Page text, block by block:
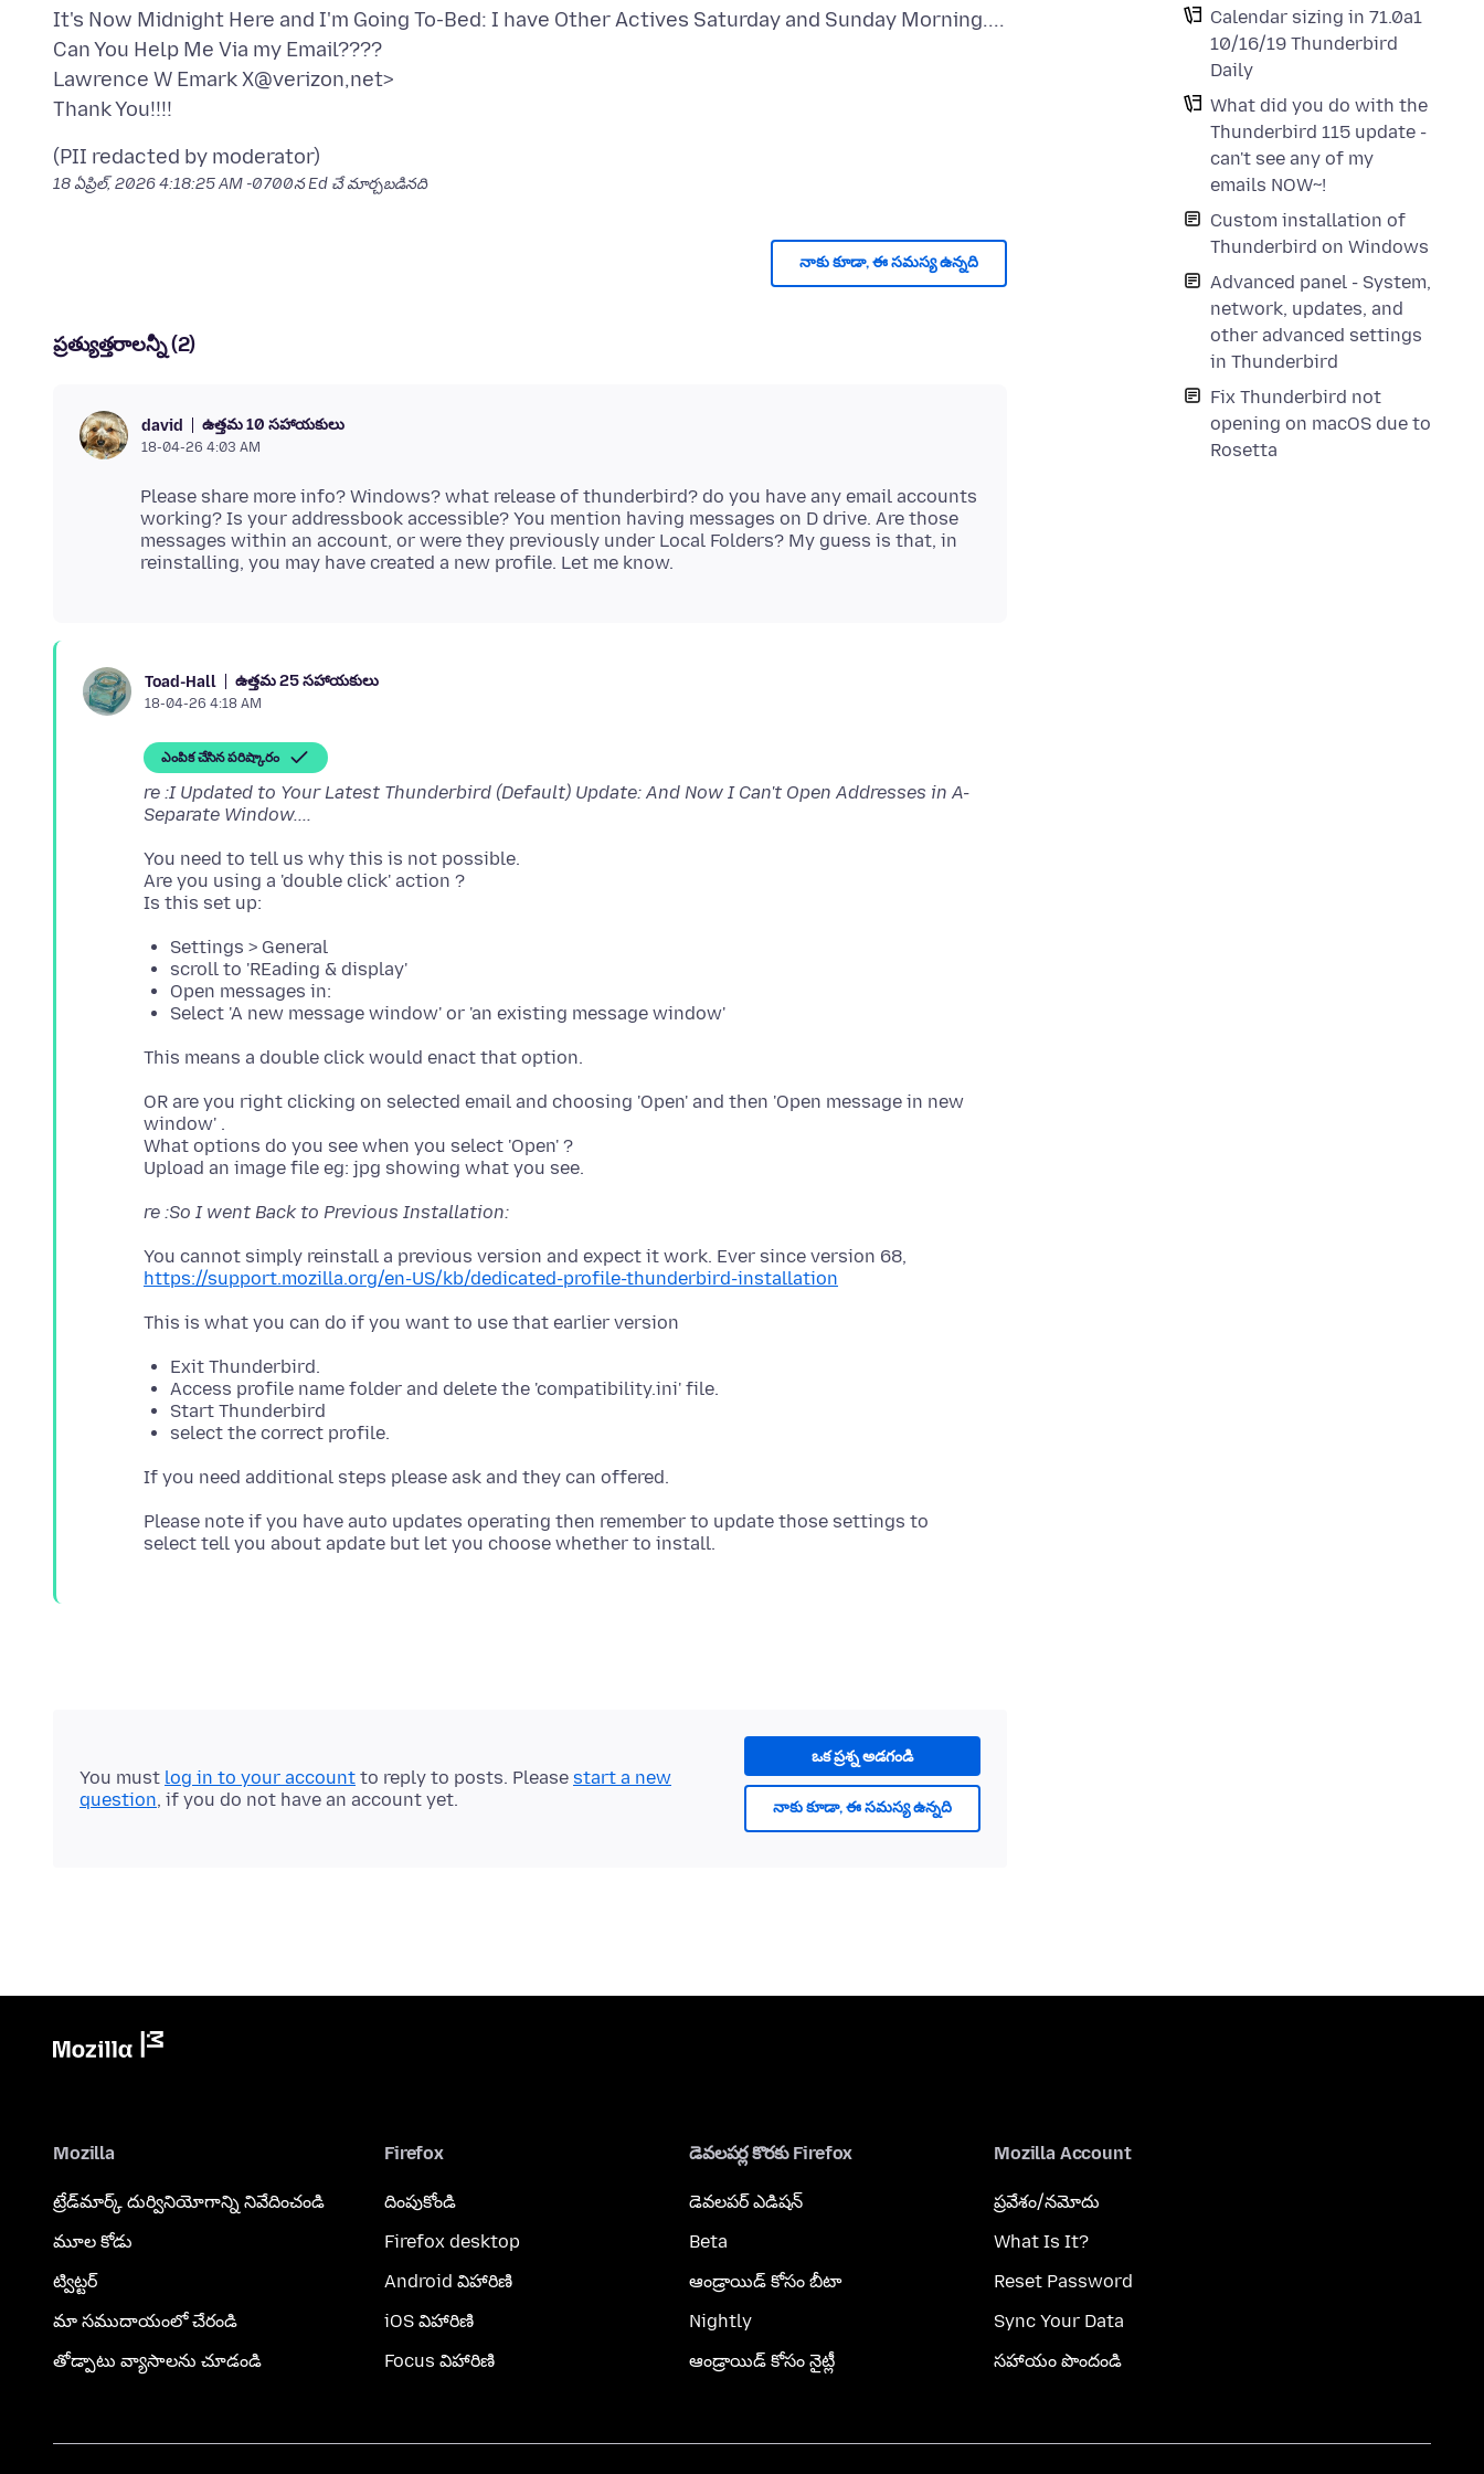
Calendar sizing in 71.0a1
10/16/19 Thunderbird
Daily
What did you do with the
Thunderbird 115 update -
can't see any of my
emails NOW~!
Custom installation of
Thunderbird on Windows
Advanced panel - System,
network, updates, and
other advanced settings
in Thunderbird
Fix Thunderbird not
opening on macOS due to
Rosetta
It's Now Midnight Here and I'm Going To-Bed: I have Other Actives Saturday and Sunday Morning....
Can You Help Me Via my Email????
Lawrence W Emark X@verizon,net>
18 ఏప్రిల్, 2026 4:18:25 AM -0700న Ed చే మార్చబడినది
నాకు కూడా, ఈ సమస్య ఉన్నది
ప్రత్యుత్తరాలన్నీ (2)
david ఉత్తమ 10 సహాయకులు
18-04-26 4:03 AM
Please share more info? Windows? what release of thunderbird? do you have any email accounts
working? Is your addressbook accessible? You mention having messages on D drive. Are those
messages within an account, or were they previously under Local Folders? My guess is that, in
Toad-Hall ఉత్తమ 25 సహాయకులు
18-04-26 4:18 AM
ఎంపిక చేసిన పరిష్కారం
re :I Updated to Your Latest Thunderbird (Default) Update: And Now I Can't Open Addresses in A-
Separate Window....
You need to tell us why this is not possible.
Are you using a 'double click' action ?
Settings > General
scroll to 'REading & display'
Open messages in:
Select 'A new message window' or 'an existing message window'
OR are you right clicking on selected email and choosing 'Open' and then 'Open message in new
window' .
What options do you see when you select 'Open' ?
re :So I went Back to Previous Installation:
https://support.mozilla.org/en-US/kb/dedicated-profile-thunderbird-installation
Exit Thunderbird.
Access profile name folder and delete the 'compatibility.ini' file.
Start Thunderbird
select the correct profile.
Please note if you have auto updates operating then remember to update those settings to
ఒక ప్రశ్న అడగండి
నాకు కూడా, ఈ సమస్య ఉన్నది
You must log in to your account to reply to posts. Please start a new
question, if you do not have an account yet.
Mozilla
ట్రేడ్‌మార్క్ దుర్వినియోగాన్ని నివేదించండి
మూల కోడు
ట్విట్టర్
మా సముదాయంలో చేరండి
తోడ్పాటు వ్యాసాలను చూడండి
Firefox
దింపుకోండి
Firefox desktop
Android విహారిణి
iOS విహారిణి
Focus విహారిణి
డెవలపర్ల కొరకు Firefox
డెవలపర్ ఎడిషన్
Beta
ఆండ్రాయిడ్ కోసం బీటా
Nightly
ఆండ్రాయిడ్ కోసం నైట్లీ
Mozilla Account
ప్రవేశం/నమోదు
What Is It?
Reset Password
Sync Your Data
సహాయం పొందండి